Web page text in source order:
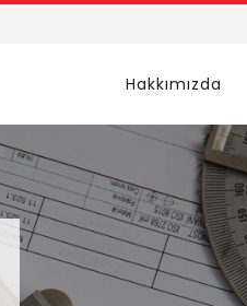
Hakkımızda